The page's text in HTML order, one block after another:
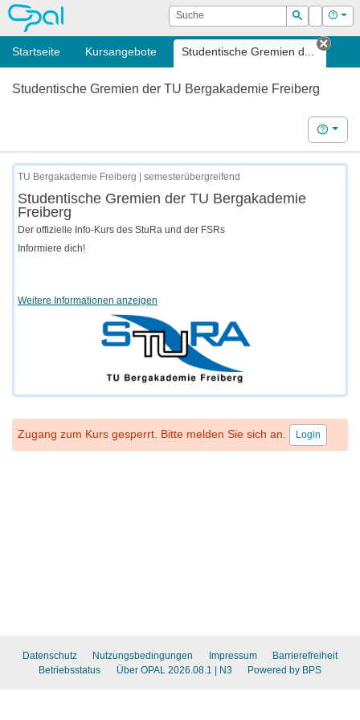
OPAL Suche
Suchen
Login Hilfe
Startseite Kursangebote Studentische Gremien d...
Tab
Studentische Gremien der TU Bergakademie Freiberg
Hilfe
TU Bergakademie Freiberg | semesterübergreifend
Studentische Gremien der TU Bergakademie
Freiberg
Der offizielle Info-Kurs des StuRa und der FSRs
Informiere dich!
Weitere Informationen anzeigen
Zugang zum Kurs gesperrt. Bitte melden Sie sich an. Login
Datenschutz Nutzungsbedingungen Impressum
Barrierefreiheit
Betriebsstatus
Über OPAL 2026.08.1 | N3 Powered by BPS